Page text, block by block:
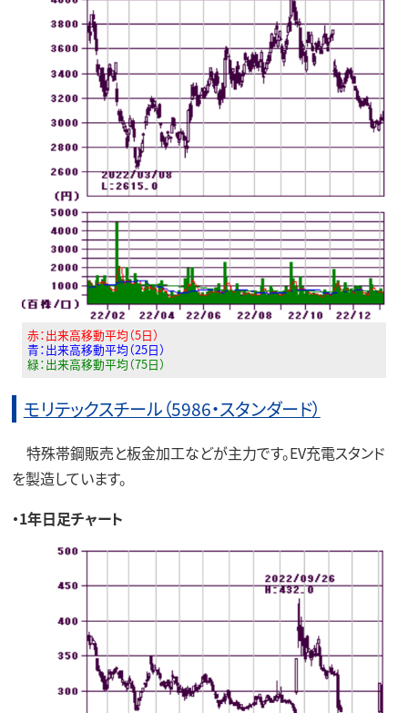
赤：出来高移動平均（5日）
青：出来高移動平均（25日）
緑：出来高移動平均（75日）
モリテックスチール（5986・スタンダード）
特殊帯鋼販売と板金加工などが主力です。EV充電スタンド
を製造しています。
・1年日足チャート